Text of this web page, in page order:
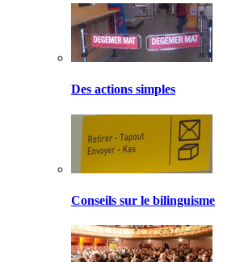
Des actions simples
Conseils sur le bilinguisme